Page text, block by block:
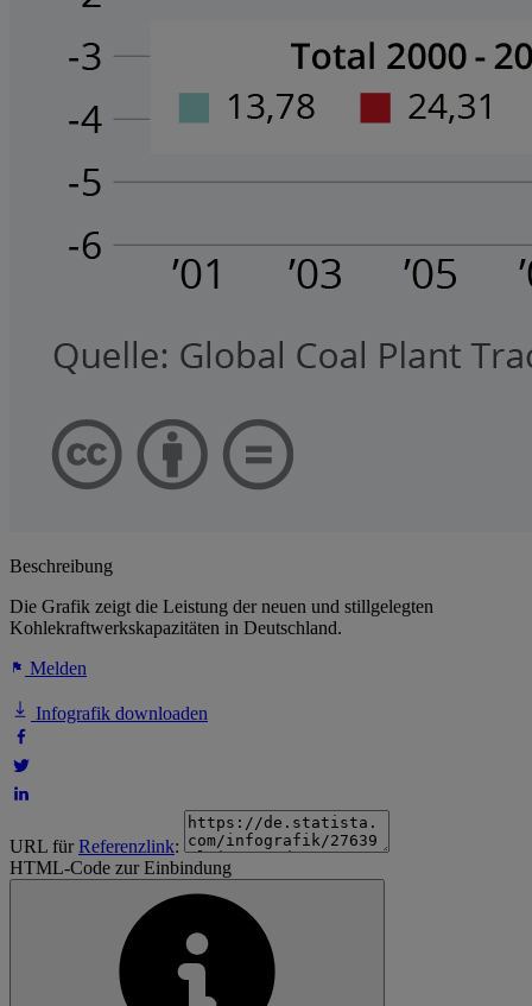
Beschreibung
Die Grafik zeigt die Leistung der neuen und stillgelegten
Kohlekraftwerkskapazitäten in Deutschland.
Melden
Infografik downloaden
URL fürReferenzlink:
HTML-Code zur Einbindung